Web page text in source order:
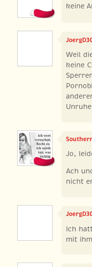
keine
Weil
keine
Jo,
Ach
nicht
Ich
mit